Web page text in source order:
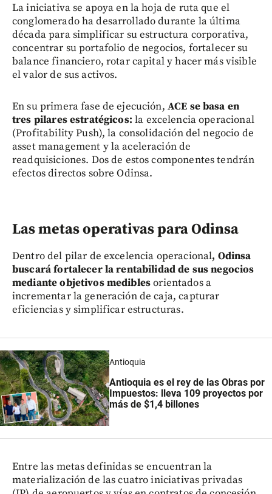
La iniciativa se apoya en la hoja de ruta que el
conglomerado ha desarrollado durante la última
década para simplificar su estructura corporativa,
concentrar su portafolio de negocios, fortalecer su
balance financiero, rotar capital y hacer más visible
el valor de sus activos.
En su primera fase de ejecución, ACE se basa en
tres pilares estratégicos: la excelencia operacional
(Profitability Push), la consolidación del negocio de
asset management y la aceleración de
readquisiciones. Dos de estos componentes tendrán
efectos directos sobre Odinsa.
Las metas operativas para Odinsa
Dentro del pilar de excelencia operacional, Odinsa
buscará fortalecer la rentabilidad de sus negocios
mediante objetivos mediblesorientados a
incrementar la generación de caja, capturar
eficiencias y simplificar estructuras.
Antioquia
Antioquia es el rey de las Obras por
Impuestos: lleva 109 proyectos por
más de $1,4 billones
Entre las metas definidas se encuentran la
materialización de las cuatro iniciativas privadas